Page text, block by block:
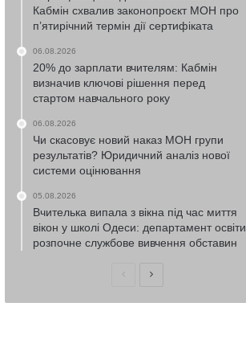
Кабмін схвалив законопроєкт МОН про
п’ятирічний термін дії сертифіката
06.08.2026
20% до зарплати вчителям: Кабмін
визначив ключові рішення перед
стартом навчального року
06.08.2026
Чи скасовує новий наказ МОН групи
результатів? Юридичний аналіз нової
системи оцінювання
05.08.2026
Вчителька випала з вікна під час миття
вікон у школі Одеси: департамент освіти
розпочне службове вивчення обставин
ПопередняНаступна